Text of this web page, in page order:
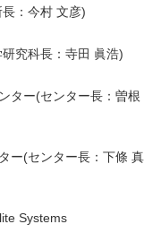
：今村 文彦)
究科長：寺田 眞浩)
ター(センター長：曽根
ー(センター長：下條 真
Systems